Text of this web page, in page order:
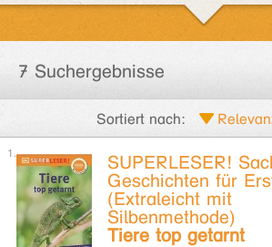
7 Suchergebnisse
Sortiert nach:
SUPERLESER!
Geschichten für
(Extraleicht mit
Silbenmethode)
Tiere top getarnt